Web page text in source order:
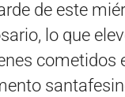
de este
lo que
cometidos